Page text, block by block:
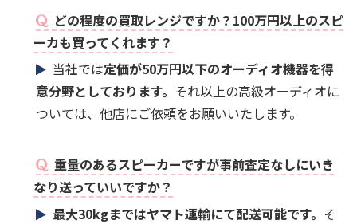
どの程度の買取レンジですか？100万円以上のスピ
ーカも買ってくれます？
当社では定価が50万円以下のオーディオ機器を得
意分野としております。 それ以上の高級オーディオに
ついては、他店にご依頼をお願いいたします。
重量のあるスピーカーですが事前査定なしにいき
なり送っていいですか？
最大30kgまではヤマト運輸にて配送可能です。 そ